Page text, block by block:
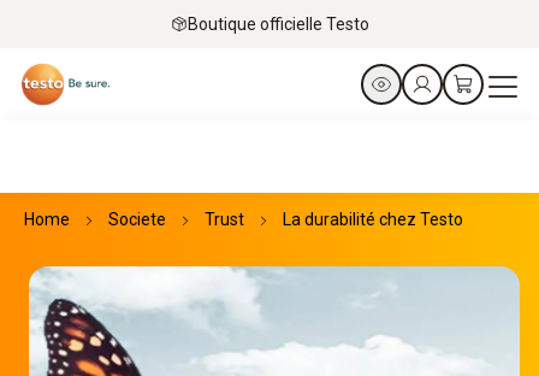
Boutique officielle Testo
Home Societe Trust La durabilité chez Testo